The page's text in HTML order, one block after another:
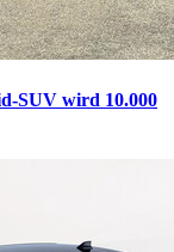
SUV wird 10.000